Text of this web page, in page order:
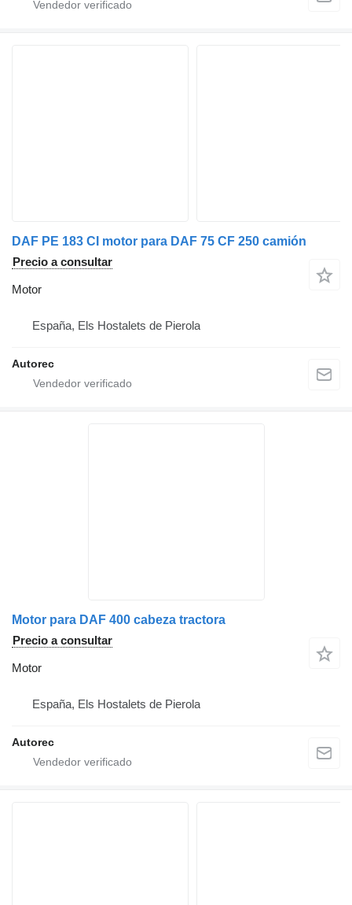
DAF PE 183 CI motor para DAF 75 CF 250 camión
Precio a consultar
Motor
España, Els Hostalets de Pierola
Autorec
Motor para DAF 400 cabeza tractora
Precio a consultar
Motor
España, Els Hostalets de Pierola
Autorec